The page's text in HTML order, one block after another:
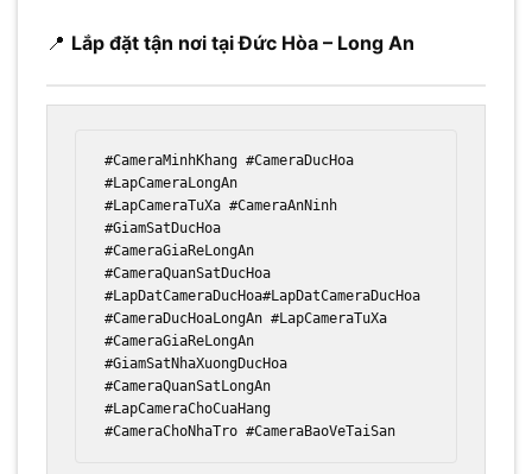
📍 Lắp đặt tận nơi tại Đức Hòa – Long An
#CameraMinhKhang #CameraDucHoa
#LapCameraLongAn
#LapCameraTuXa #CameraAnNinh
#GiamSatDucHoa
#CameraGiaReLongAn
#CameraQuanSatDucHoa
#LapDatCameraDucHoa#LapDatCameraDucHoa
#CameraDucHoaLongAn #LapCameraTuXa
#CameraGiaReLongAn
#GiamSatNhaXuongDucHoa
#CameraQuanSatLongAn
#LapCameraChoCuaHang